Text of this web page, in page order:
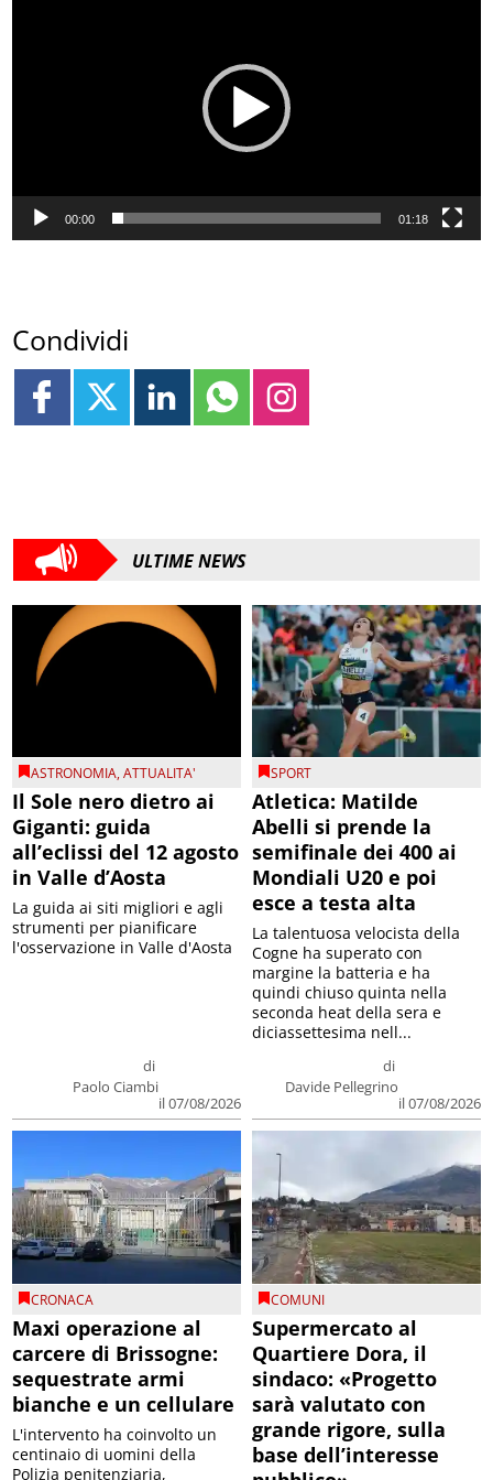
00:00 01:18
Condividi
ULTIME NEWS
ASTRONOMIA,ATTUALITA'
Il Sole nero dietro ai
Giganti: guida
all’eclissi del 12 agosto
in Valle d’Aosta
di
Paolo Ciambi
il 07/08/2026
La guida ai siti migliori e agli
strumenti per pianificare
l'osservazione in Valle d'Aosta
SPORT
Atletica: Matilde
Abelli si prende la
semifinale dei 400 ai
Mondiali U20 e poi
esce a testa alta
di
Davide Pellegrino
il 07/08/2026
La talentuosa velocista della
Cogne ha superato con
margine la batteria e ha
quindi chiuso quinta nella
seconda heat della sera e
diciassettesima nell...
CRONACA
Maxi operazione al
carcere di Brissogne:
sequestrate armi
bianche e un cellulare
L'intervento ha coinvolto un
centinaio di uomini della
Polizia penitenziaria,
COMUNI
Supermercato al
Quartiere Dora, il
sindaco: «Progetto
sarà valutato con
grande rigore, sulla
base dell’interesse